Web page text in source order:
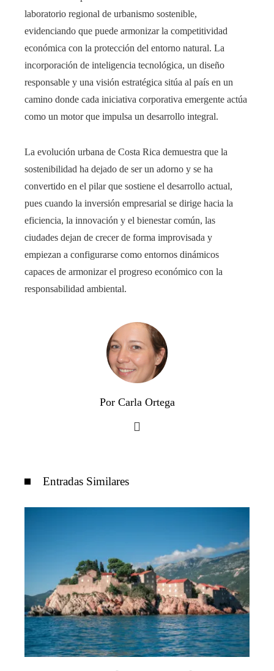
laboratorio regional de urbanismo sostenible,
evidenciando que puede armonizar la competitividad
económica con la protección del entorno natural. La
incorporación de inteligencia tecnológica, un diseño
responsable y una visión estratégica sitúa al país en un
camino donde cada iniciativa corporativa emergente actúa
como un motor que impulsa un desarrollo integral.
La evolución urbana de Costa Rica demuestra que la
sostenibilidad ha dejado de ser un adorno y se ha
convertido en el pilar que sostiene el desarrollo actual,
pues cuando la inversión empresarial se dirige hacia la
eficiencia, la innovación y el bienestar común, las
ciudades dejan de crecer de forma improvisada y
empiezan a configurarse como entornos dinámicos
capaces de armonizar el progreso económico con la
responsabilidad ambiental.
Por Carla Ortega
Entradas Similares